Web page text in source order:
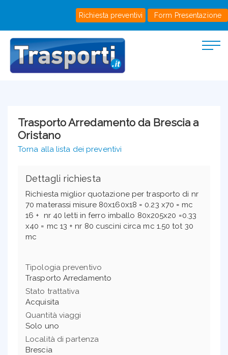
Richiesta preventivi Form Presentazione
Trasporto Arredamento da Brescia a
Oristano
Torna alla lista dei preventivi
Dettagli richiesta
Richiesta miglior quotazione per trasporto di nr
70 materassi misure 80x160x18 = 0.23 x70 = mc
16 + nr 40 letti in ferro imballo 80x205x20 =0.33
x40 = mc 13 + nr 80 cuscini circa mc 1.50 tot 30
mc
Tipologia preventivo
Trasporto Arredamento
Stato trattativa
Acquisita
Quantità viaggi
Solo uno
Località di partenza
Brescia